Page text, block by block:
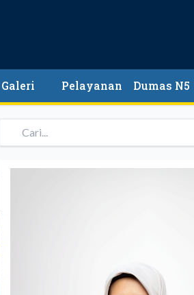
Galeri Pelayanan Dumas N5